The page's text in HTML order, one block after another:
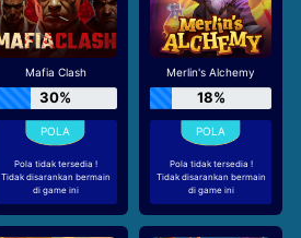
Mafia Clash
30%
Pola tidak tersedia !
Tidak disarankan bermain
di game ini
Merlin's Alchemy
18%
Pola tidak tersedia !
Tidak disarankan bermain
di game ini